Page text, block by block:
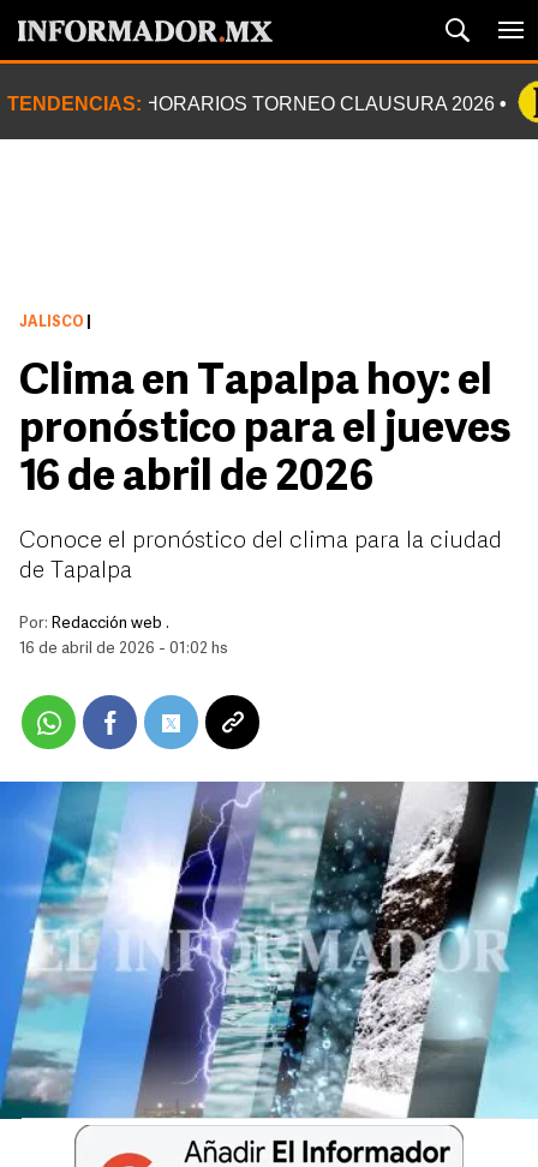
TENDENCIAS: HORARIOS TORNEO CLAUSURA 2026
JALISCO
Clima en Tapalpa hoy: el
pronóstico para el jueves
16 de abril de 2026
Conoce el pronóstico del clima para la ciudad
de Tapalpa
Por: Redacción web .
16 de abril de 2026 - 01:02 hs